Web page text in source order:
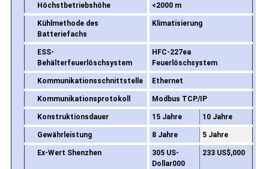
Höchstbetriebshöhe <2000 m
Kühlmethode des
Batteriefachs
Klimatisierung
ESS-
Behälterfeuerlöschsystem
HFC-227ea
Feuerlöschsystem
Kommunikationsschnittstelle Ethernet
Kommunikationsprotokoll Modbus TCP/IP
Konstruktionsdauer 15 Jahre 10 Jahre
Gewährleistung 8 Jahre 5 Jahre
Ex-Wert Shenzhen
305 US-
Dollar000
233 US$,000